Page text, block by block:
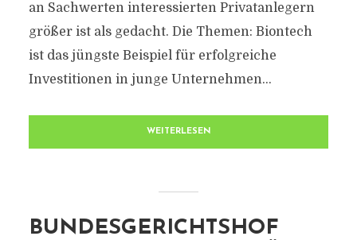
an Sachwerten interessierten Privatanlegern
größer ist als gedacht. Die Themen: Biontech
ist das jüngste Beispiel für erfolgreiche
Investitionen in junge Unternehmen...
WEITERLESEN
BUNDESGERICHTSHOF